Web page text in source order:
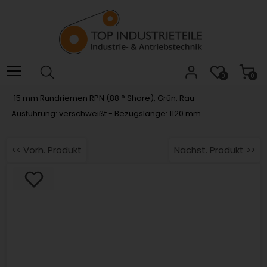
das
Barrierefreiheitsmenü
0
0
15 mm Rundriemen RPN (88 ° Shore), Grün, Rau -
Ausführung: verschweißt - Bezugslänge: 1120 mm
<< Vorh. Produkt Nächst. Produkt >>